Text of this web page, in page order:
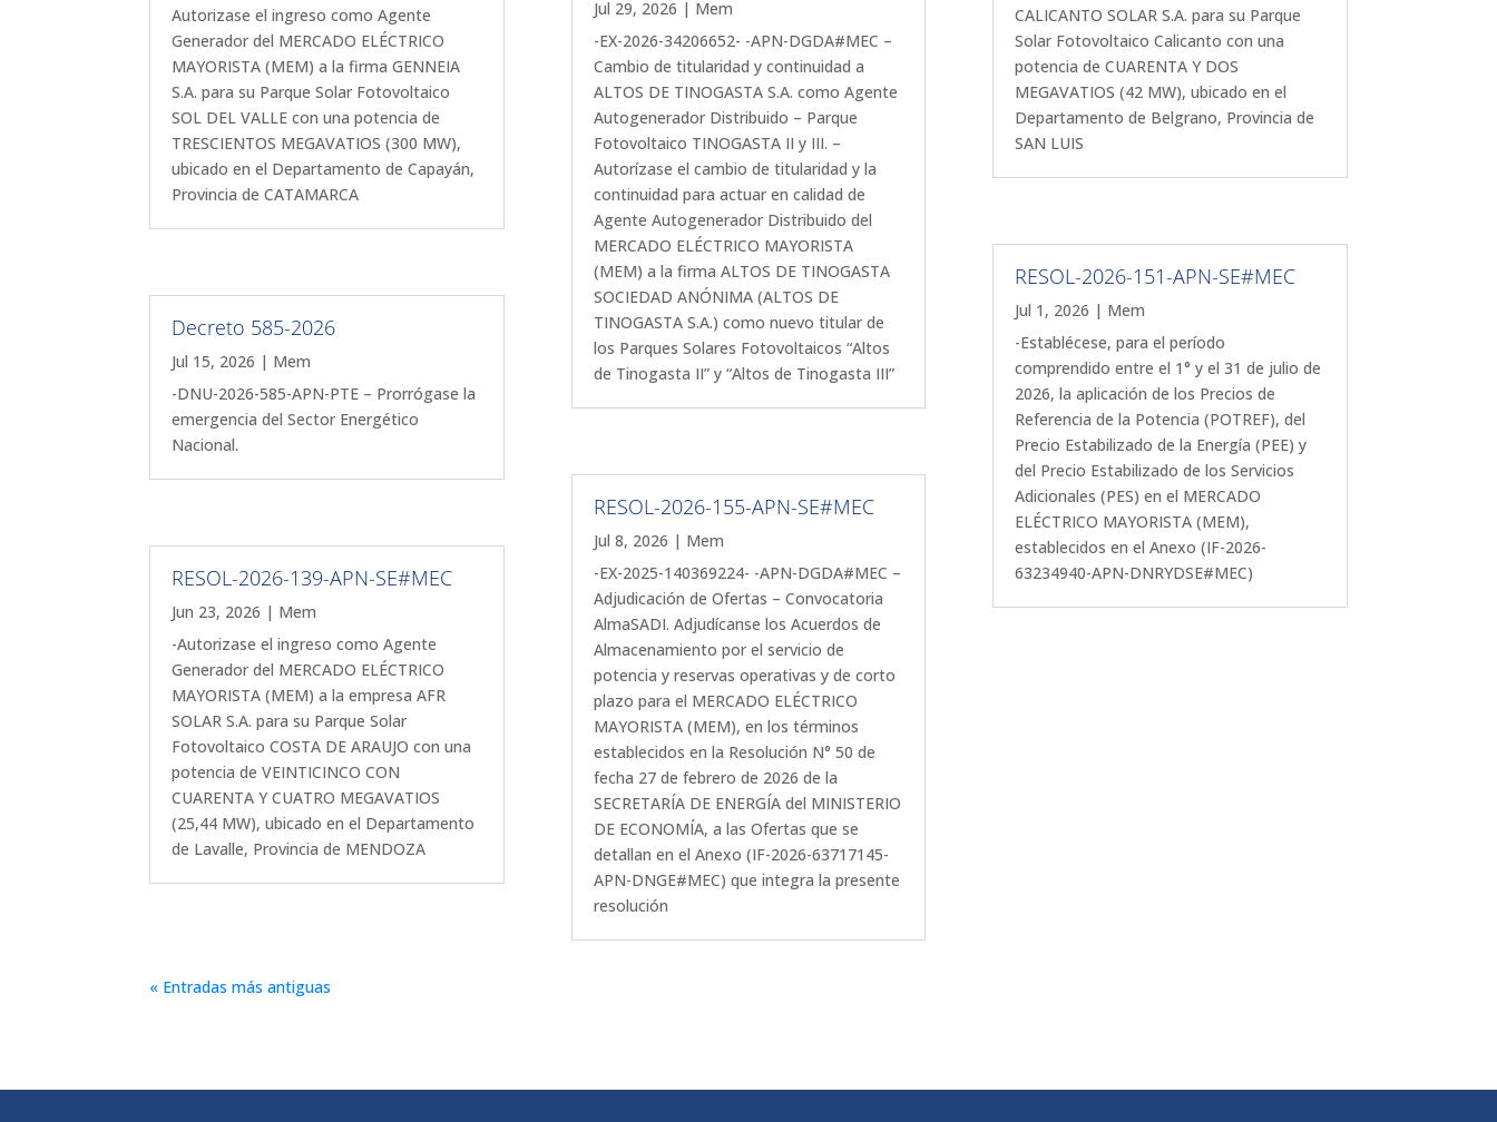
Autorizase el ingreso como Agente
Generador del MERCADO ELÉCTRICO
MAYORISTA (MEM) a la firma GENNEIA
S.A. para su Parque Solar Fotovoltaico
SOL DEL VALLE con una potencia de
TRESCIENTOS MEGAVATIOS (300 MW),
ubicado en el Departamento de Capayán,
Provincia de CATAMARCA
Decreto 585-2026
Jul 15, 2026 | Mem
-DNU-2026-585-APN-PTE – Prorrógase la
emergencia del Sector Energético
Nacional.
RESOL-2026-139-APN-SE#MEC
Jun 23, 2026 | Mem
-Autorizase el ingreso como Agente
Generador del MERCADO ELÉCTRICO
MAYORISTA (MEM) a la empresa AFR
SOLAR S.A. para su Parque Solar
Fotovoltaico COSTA DE ARAUJO con una
potencia de VEINTICINCO CON
CUARENTA Y CUATRO MEGAVATIOS
(25,44 MW), ubicado en el Departamento
de Lavalle, Provincia de MENDOZA
Jul 29, 2026 | Mem
-EX-2026-34206652- -APN-DGDA#MEC –
Cambio de titularidad y continuidad a
ALTOS DE TINOGASTA S.A. como Agente
Autogenerador Distribuido – Parque
Fotovoltaico TINOGASTA II y III. –
Autorízase el cambio de titularidad y la
continuidad para actuar en calidad de
Agente Autogenerador Distribuido del
MERCADO ELÉCTRICO MAYORISTA
(MEM) a la firma ALTOS DE TINOGASTA
SOCIEDAD ANÓNIMA (ALTOS DE
TINOGASTA S.A.) como nuevo titular de
los Parques Solares Fotovoltaicos “Altos
de Tinogasta II” y “Altos de Tinogasta III”
RESOL-2026-155-APN-SE#MEC
Jul 8, 2026 | Mem
-EX-2025-140369224- -APN-DGDA#MEC –
Adjudicación de Ofertas – Convocatoria
AlmaSADI. Adjudícanse los Acuerdos de
Almacenamiento por el servicio de
potencia y reservas operativas y de corto
plazo para el MERCADO ELÉCTRICO
MAYORISTA (MEM), en los términos
establecidos en la Resolución N° 50 de
fecha 27 de febrero de 2026 de la
SECRETARÍA DE ENERGÍA del MINISTERIO
DE ECONOMÍA, a las Ofertas que se
detallan en el Anexo (IF-2026-63717145-
APN-DNGE#MEC) que integra la presente
resolución
CALICANTO SOLAR S.A. para su Parque
Solar Fotovoltaico Calicanto con una
potencia de CUARENTA Y DOS
MEGAVATIOS (42 MW), ubicado en el
Departamento de Belgrano, Provincia de
SAN LUIS
RESOL-2026-151-APN-SE#MEC
Jul 1, 2026 | Mem
-Establécese, para el período
comprendido entre el 1° y el 31 de julio de
2026, la aplicación de los Precios de
Referencia de la Potencia (POTREF), del
Precio Estabilizado de la Energía (PEE) y
del Precio Estabilizado de los Servicios
Adicionales (PES) en el MERCADO
ELÉCTRICO MAYORISTA (MEM),
establecidos en el Anexo (IF-2026-
63234940-APN-DNRYDSE#MEC)
« Entradas más antiguas